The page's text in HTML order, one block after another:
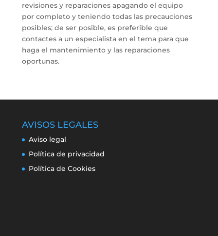
revisiones y reparaciones apagando el equipo
por completo y teniendo todas las precauciones
posibles; de ser posible, es preferible que
contactes a un especialista en el tema para que
haga el mantenimiento y las reparaciones
oportunas.
AVISOS LEGALES
Aviso legal
Política de privacidad
Política de Cookies